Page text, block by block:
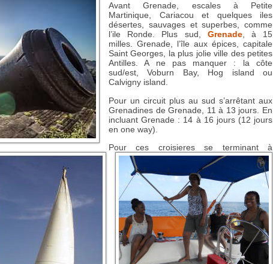
Avant Grenade, escales à Petite
Martinique, Cariacou et quelques iles
désertes, sauvages et superbes, comme
l’ile Ronde. Plus sud, Grenade, à 15
milles. Grenade, l’île aux épices, capitale
Saint Georges, la plus jolie ville des petites
Antilles. A ne pas manquer : la côte
sud/est, Voburn Bay, Hog island ou
Calvigny island.
Pour un circuit plus au sud s’arrêtant aux
Grenadines de Grenade, 11 à 13 jours. En
incluant Grenade : 14 à 16 jours (12 jours
en one way).
Pour ces croisieres se terminant à